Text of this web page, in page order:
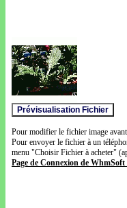
Pour modifier le fichier image
Pour envoyer le fichier à un
menu "Choisir Fichier à acheter"
Page de Connexion de WhmSoft